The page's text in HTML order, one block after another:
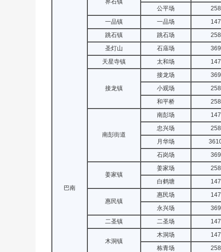
巴南
界石镇
公平场
258
一品镇
一品场
147
跳石镇
跳石场
258
圣灯山
石庙场
369
天星寺镇
太和场 147
接龙镇
接龙场
369
小观场
258
和平桥
258
南彭街道
南彭场
147
忠兴场
258
月华场
石岗场
369
姜家镇
姜家场
258
白鹤塘
147
惠民镇
惠民场
147
永兴场
369
二圣镇
二圣场 147
木洞镇
木洞场
147
栋青场
258